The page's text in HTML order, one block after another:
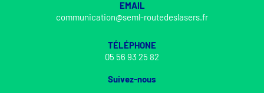
EMAIL
communication@seml-routedeslasers.fr
TÉLÉPHONE
05 56 93 25 82
Suivez-nous